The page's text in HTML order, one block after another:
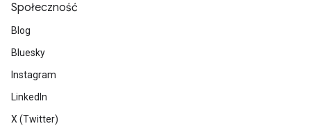
Społeczność
Blog
Bluesky
Instagram
LinkedIn
X (Twitter)